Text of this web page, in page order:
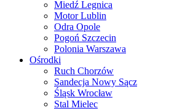
Miedź Legnica
Motor Lublin
Odra Opole
Pogoń Szczecin
Polonia Warszawa
Ośrodki
Ruch Chorzów
Sandecja Nowy Sącz
Śląsk Wrocław
Stal Mielec